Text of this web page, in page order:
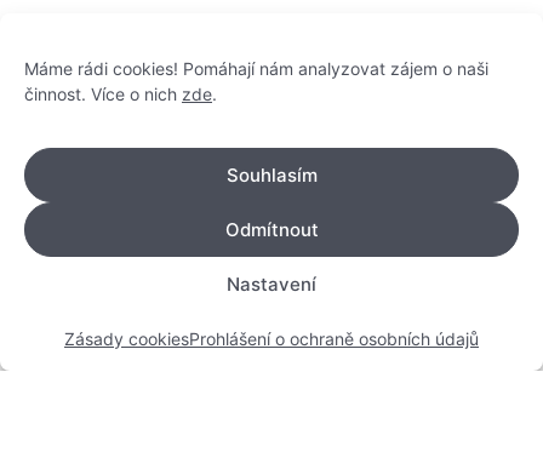
Máme rádi cookies! Pomáhají nám analyzovat zájem o naši
činnost. Více o nich zde.
Souhlasím
Odmítnout
Nastavení
Zásady cookiesProhlášení o ochraně osobních údajů
Informace
Platformu Zeptej se vědce provozuje:
Institut pro komunikaci vědy, z. ú.
Flemingovo náměstí 542/2,